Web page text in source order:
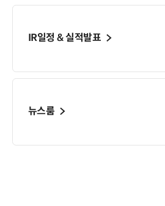
IR일정 & 실적발표
뉴스룸